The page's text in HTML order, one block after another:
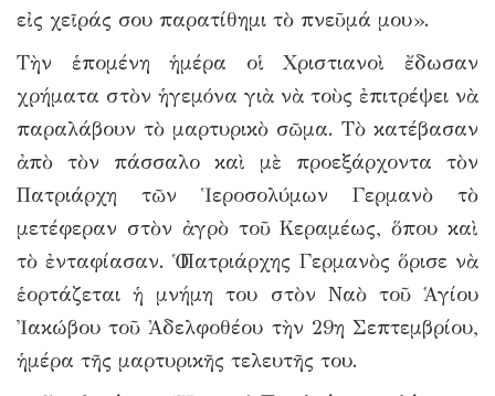
εἰς χεῖράς σου παρατίθημι τὸ πνεῦμά μου».
Τὴν ἑπομένη ἡμέρα οἱ Χριστιανοὶ ἔδωσαν
χρήματα στὸν ἡγεμόνα γιὰ νὰ τοὺς ἐπιτρέψει νὰ
παραλάβουν τὸ μαρτυρικὸ σῶμα. Τὸ κατέβασαν
ἀπὸ τὸν πάσσαλο καὶ μὲ προεξάρχοντα τὸν
Πατριάρχη τῶν Ἱεροσολύμων Γερμανὸ τὸ
μετέφεραν στὸν ἀγρὸ τοῦ Κεραμέως, ὅπου καὶ
τὸ ἐνταφίασαν. Ὁ Πατριάρχης Γερμανὸς ὅρισε νὰ
ἑορτάζεται ἡ μνήμη του στὸν Ναὸ τοῦ Ἁγίου
Ἰακώβου τοῦ Ἀδελφοθέου τὴν 29η Σεπτεμβρίου,
ἡμέρα τῆς μαρτυρικῆς τελευτῆς του.